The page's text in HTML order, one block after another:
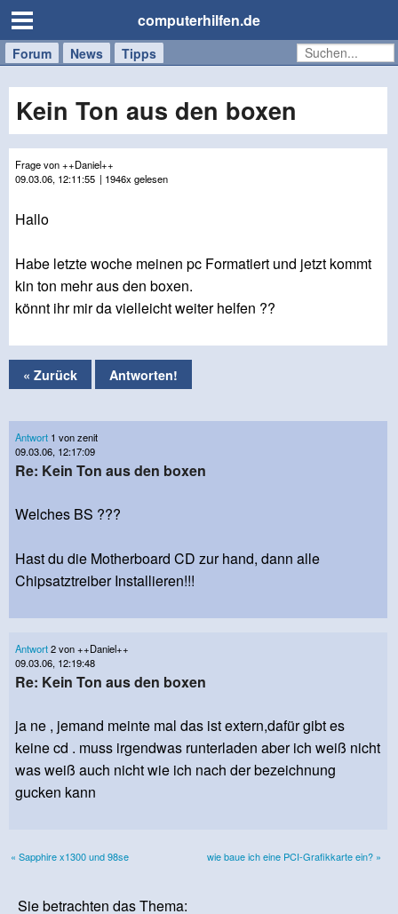
computerhilfen.de
Forum News Tipps
Handy
Tablet
Windows
Mac
Kein Ton aus den boxen
Frage von ++Daniel++
09.03.06, 12:11:55 | 1946x gelesen
Hallo
Habe letzte woche meinen pc Formatiert und jetzt kommt
kin ton mehr aus den boxen.
könnt ihr mir da vielleicht weiter helfen ??
« Zurück Antworten!
Antwort 1 von zenit
09.03.06, 12:17:09
Re: Kein Ton aus den boxen
Welches BS ???
Hast du die Motherboard CD zur hand, dann alle
Chipsatztreiber Installieren!!!
Antwort2 von ++Daniel++
09.03.06, 12:19:48
Re: Kein Ton aus den boxen
ja ne , jemand meinte mal das ist extern,dafür gibt es
keine cd . muss irgendwas runterladen aber ich weiß nicht
was weiß auch nicht wie ich nach der bezeichnung
gucken kann
« Sapphire x1300 und 98se wie baue ich eine PCI-Grafikkarte ein? »
Sie betrachten das Thema: